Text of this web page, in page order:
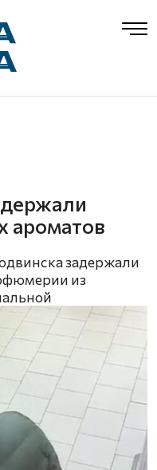
ароматов
задержали
из